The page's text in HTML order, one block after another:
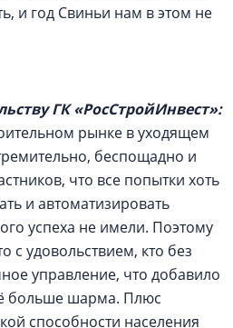
и год Свиньи нам в этом не
ГК «РосСтройИнвест»:
рынке в уходящем
беспощадно и
что все попытки хоть
и автоматизировать
успеха не имели. Поэтому
с удовольствием, кто без
управление, что добавило
больше шарма. Плюс
способности населения